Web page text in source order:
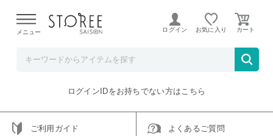
よる配送遅延が発生しております。
メニュー ログイン お気に入り
ご指定のアイテムは取り扱い終了、またはただいま取り扱い
トップへ戻る
ログインIDをお持ちでない方はこちら
ご利用ガイド よくあるご質問